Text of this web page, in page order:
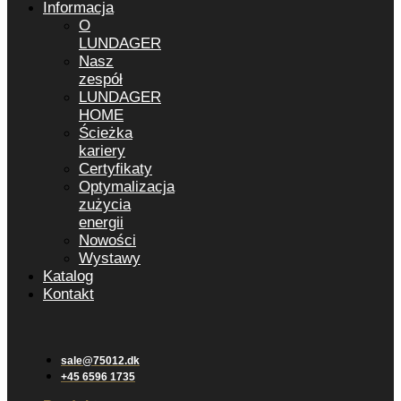
Informacja
O
LUNDAGER
Nasz
zespół
LUNDAGER
HOME
Ścieżka
kariery
Certyfikaty
Optymalizacja
zużycia
energii
Nowości
Wystawy
Katalog
Kontakt
sale@75012.dk
+45 6596 1735